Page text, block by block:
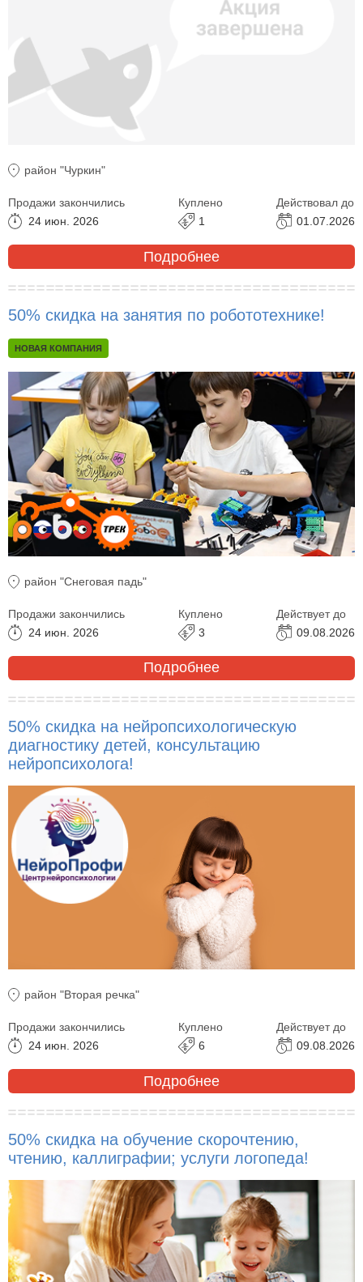
район "Чуркин"
Продажи закончились
24 июн. 2026
Куплено
1
Действовал до
01.07.2026
Подробнее
50% скидка на занятия по робототехнике!
НОВАЯ КОМПАНИЯ
район "Снеговая падь"
Продажи закончились
24 июн. 2026
Куплено
3
Действует до
09.08.2026
Подробнее
50% скидка на нейропсихологическую
диагностику детей, консультацию
нейропсихолога!
район "Вторая речка"
Продажи закончились
24 июн. 2026
Куплено
6
Действует до
09.08.2026
Подробнее
50% скидка на обучение скорочтению,
чтению, каллиграфии; услуги логопеда!